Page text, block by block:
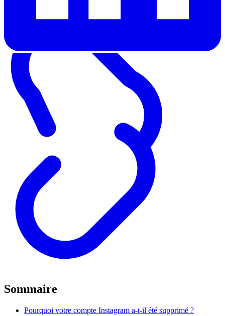
Sommaire
Pourquoi votre compte Instagram a-t-il été supprimé ?